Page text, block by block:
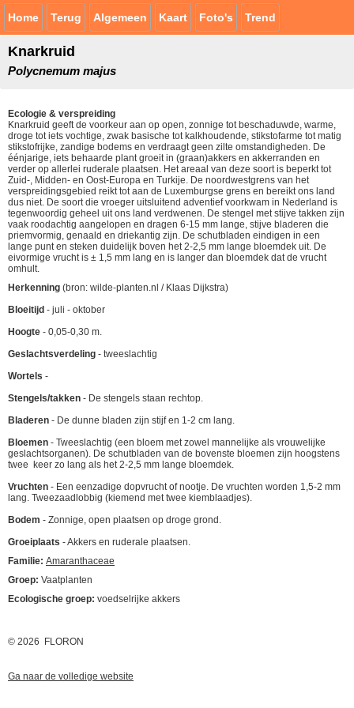
Home Terug Algemeen Kaart Foto's Trend
Knarkruid
Polycnemum majus
Ecologie & verspreiding
Knarkruid geeft de voorkeur aan op open, zonnige tot beschaduwde, warme,
droge tot iets vochtige, zwak basische tot kalkhoudende, stikstofarme tot matig
stikstofrijke, zandige bodems en verdraagt geen zilte omstandigheden. De
éénjarige, iets behaarde plant groeit in (graan)akkers en akkerranden en
verder op allerlei ruderale plaatsen. Het areaal van deze soort is beperkt tot
Zuid-, Midden- en Oost-Europa en Turkije. De noordwestgrens van het
verspreidingsgebied reikt tot aan de Luxemburgse grens en bereikt ons land
dus niet. De soort die vroeger uitsluitend adventief voorkwam in Nederland is
tegenwoordig geheel uit ons land verdwenen. De stengel met stijve takken zijn
vaak roodachtig aangelopen en dragen 6-15 mm lange, stijve bladeren die
priemvormig, genaald en driekantig zijn. De schutbladen eindigen in een
lange punt en steken duidelijk boven het 2-2,5 mm lange bloemdek uit. De
eivormige vrucht is ± 1,5 mm lang en is langer dan bloemdek dat de vrucht
omhult.
Herkenning (bron: wilde-planten.nl / Klaas Dijkstra)
Bloeitijd - juli - oktober
Hoogte - 0,05-0,30 m.
Geslachtsverdeling - tweeslachtig
Wortels -
Stengels/takken - De stengels staan rechtop.
Bladeren - De dunne bladen zijn stijf en 1-2 cm lang.
Bloemen - Tweeslachtig (een bloem met zowel mannelijke als vrouwelijke
geslachtsorganen). De schutbladen van de bovenste bloemen zijn hoogstens
twee keer zo lang als het 2-2,5 mm lange bloemdek.
Vruchten - Een eenzadige dopvrucht of nootje. De vruchten worden 1,5-2 mm
lang. Tweezaadlobbig (kiemend met twee kiemblaadjes).
Bodem - Zonnige, open plaatsen op droge grond.
Groeiplaats - Akkers en ruderale plaatsen.
Familie: Amaranthaceae
Groep: Vaatplanten
Ecologische groep: voedselrijke akkers
© 2026 FLORON
Ga naar de volledige website